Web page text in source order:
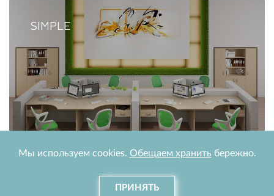
SIMPLE
ПОСМОТРЕТЬ ВСЮ МЕБЕЛЬ SKYLAND
Мы используем cookies. Обещаем хранить бережно.
ПРИНЯТЬ